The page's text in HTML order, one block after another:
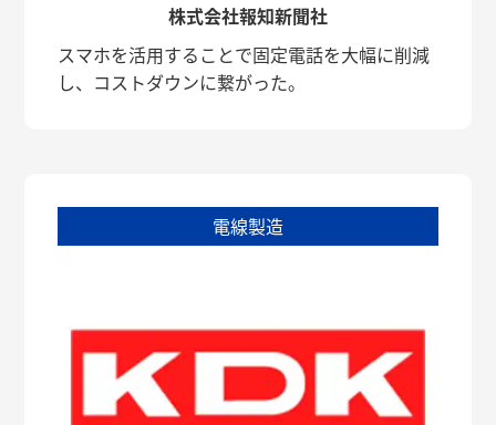
株式会社報知新聞社
スマホを活用することで固定電話を大幅に削減
し、コストダウンに繋がった。
電線製造